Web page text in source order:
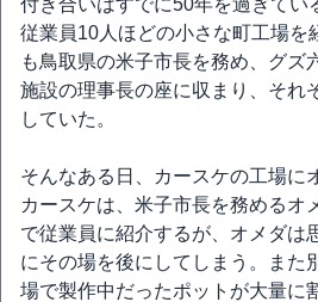
付き合いはすでに50年を過ぎてい
従業員10人ほどの小さな町工場を
も鳥取県の米子市長を務め、グズ
施設の理事長の座に収まり、それ
していた。
そんなある日、カースケの工場に
カースケは、米子市長を務めるオ
で従業員に紹介するが、オメダは
にその場を後にしてしまう。また
場で製作中だったポットが大量に